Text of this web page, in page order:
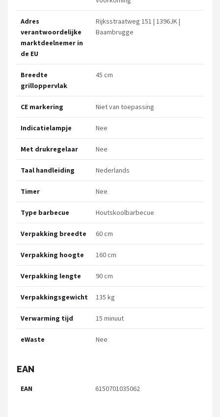
Adres
verantwoordelijke
marktdeelnemer in
de EU
Rijksstraatweg 151 | 1396JK |
Baambrugge
Breedte
grilloppervlak
45 cm
CE markering Niet van toepassing
Indicatielampje Nee
Met drukregelaar Nee
Taal handleiding Nederlands
Timer Nee
Type barbecue Houtskoolbarbecue
Verpakking breedte 60 cm
Verpakking hoogte 160 cm
Verpakking lengte 90 cm
Verpakkingsgewicht 135 kg
Verwarming tijd 15 minuut
eWaste Nee
EAN
EAN 6150701035062